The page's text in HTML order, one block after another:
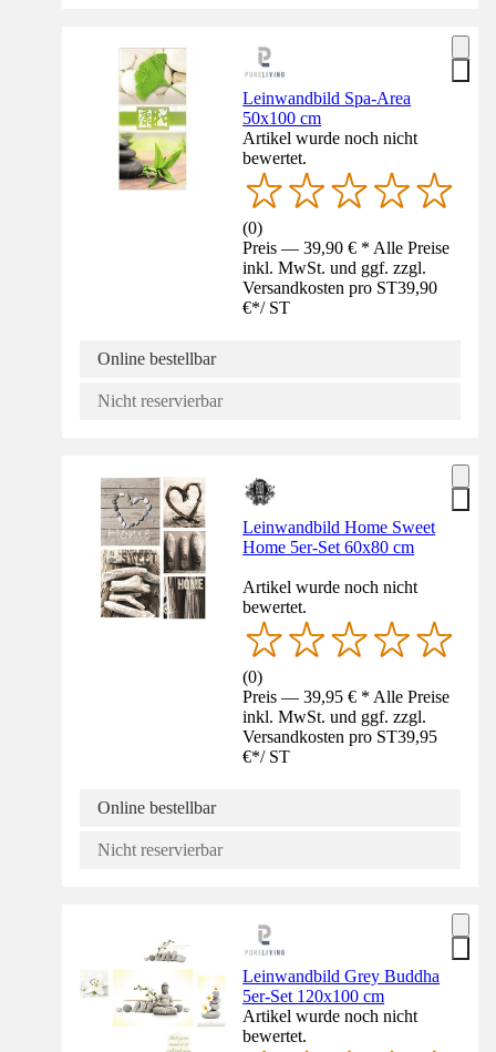
Leinwandbild Spa-Area
50x100 cm
Artikel wurde noch nicht
bewertet.
(0)
Preis — 39,90 € * Alle Preise
inkl. MwSt. und ggf. zzgl.
Versandkosten pro ST39,90
€*/ ST
Online bestellbar
Nicht reservierbar
Leinwandbild Home Sweet
Home 5er-Set 60x80 cm
Artikel wurde noch nicht
bewertet.
(0)
Preis — 39,95 € * Alle Preise
inkl. MwSt. und ggf. zzgl.
Versandkosten pro ST39,95
€*/ ST
Online bestellbar
Nicht reservierbar
Leinwandbild Grey Buddha
5er-Set 120x100 cm
Artikel wurde noch nicht
bewertet.